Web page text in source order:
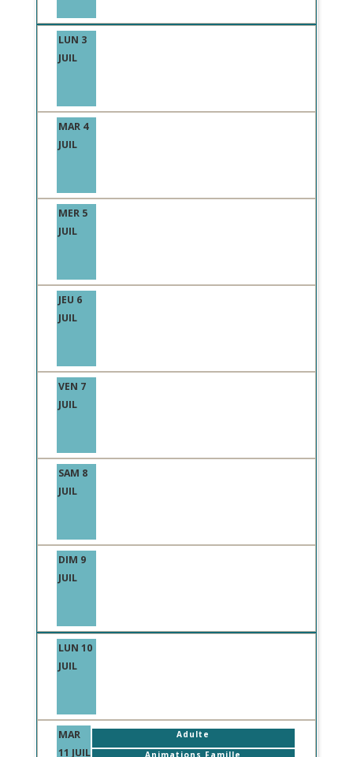
LUN 3
JUIL
MAR 4
JUIL
MER 5
JUIL
JEU 6
JUIL
VEN 7
JUIL
SAM 8
JUIL
DIM 9
JUIL
LUN 10
JUIL
MAR
11 JUIL
Adulte
Animations Famille